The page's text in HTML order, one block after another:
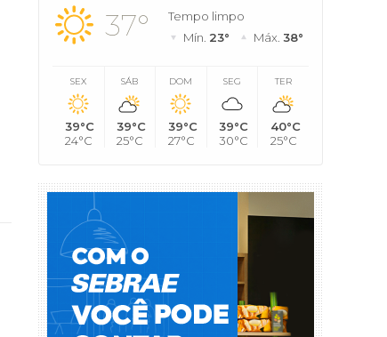
37°
Tempo limpo
Mín. 23° Máx. 38°
SEX
39°C
24°C
SÁB
39°C
25°C
DOM
39°C
27°C
SEG
39°C
30°C
TER
40°C
25°C